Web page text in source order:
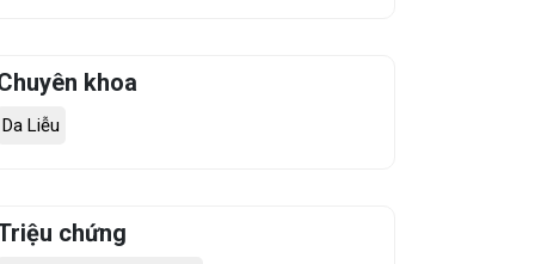
khoa
Da Liễu
chứng